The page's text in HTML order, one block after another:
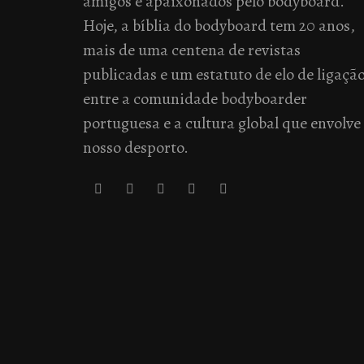
Hoje, a bíblia do bodyboard tem 20 anos,
mais de uma centena de revistas
publicadas e um estatuto de elo de
entre a comunidade bodyboarder
portuguesa e a cultura global que envolve
nosso desporto.